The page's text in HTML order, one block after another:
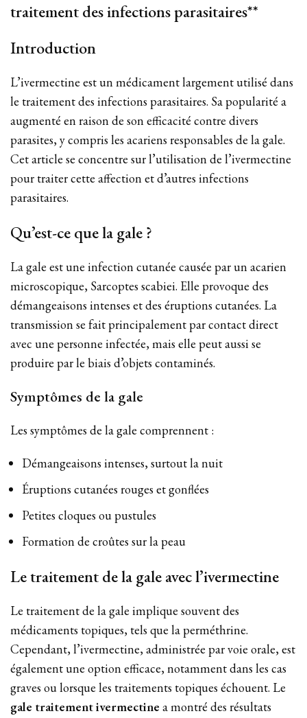
traitement des infections parasitaires**
Introduction
L’ivermectine est un médicament largement utilisé dans
le traitement des infections parasitaires. Sa popularité a
augmenté en raison de son efficacité contre divers
parasites, y compris les acariens responsables de la gale.
Cet article se concentre sur l’utilisation de l’ivermectine
pour traiter cette affection et d’autres infections
parasitaires.
Qu’est-ce que la gale ?
La gale est une infection cutanée causée par un acarien
microscopique, Sarcoptes scabiei. Elle provoque des
démangeaisons intenses et des éruptions cutanées. La
transmission se fait principalement par contact direct
avec une personne infectée, mais elle peut aussi se
produire par le biais d’objets contaminés.
Symptômes de la gale
Les symptômes de la gale comprennent :
Démangeaisons intenses, surtout la nuit
Éruptions cutanées rouges et gonflées
Petites cloques ou pustules
Formation de croûtes sur la peau
Le traitement de la gale avec l’ivermectine
Le traitement de la gale implique souvent des
médicaments topiques, tels que la perméthrine.
Cependant, l’ivermectine, administrée par voie orale, est
également une option efficace, notamment dans les cas
graves ou lorsque les traitements topiques échouent. Le
gale traitement ivermectine a montré des résultats